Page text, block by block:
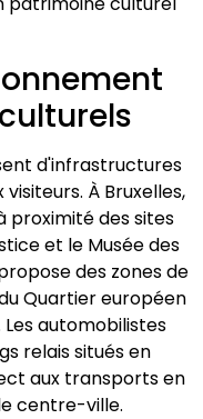
d'infrastructures
À Bruxelles,
proximité des sites
et le Musée des
des zones de
Quartier européen
automobilistes
relais situés en
aux transports en
centre-ville.